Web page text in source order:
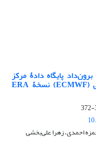
پایگاه دادۀ مرکز
پیش‌بینی میان‌مدت هواسپهر اروپایی (ECMWF) نسخۀ ERA
احمدی، زهرا علی‌بخشی